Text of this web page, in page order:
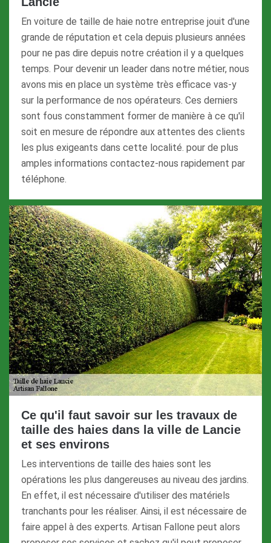
En voiture de taille de haie notre entreprise jouit d'une
grande de réputation et cela depuis plusieurs années
pour ne pas dire depuis notre création il y a quelques
temps. Pour devenir un leader dans notre métier, nous
avons mis en place un système très efficace vas-y
sur la performance de nos opérateurs. Ces derniers
sont fous constamment former de manière à ce qu'il
soit en mesure de répondre aux attentes des clients
les plus exigeants dans cette localité. pour de plus
amples informations contactez-nous rapidement par
téléphone.
Ce qu'il faut savoir sur les travaux de
taille des haies dans la ville de Lancie
et ses environs
Les interventions de taille des haies sont les
opérations les plus dangereuses au niveau des jardins.
En effet, il est nécessaire d'utiliser des matériels
tranchants pour les réaliser. Ainsi, il est nécessaire de
faire appel à des experts. Artisan Fallone peut alors